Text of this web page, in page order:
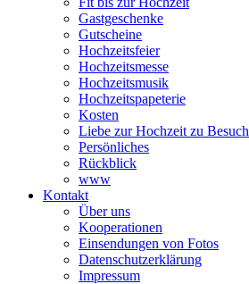
Gastgeschenke
Gutscheine
Hochzeitsfeier
Hochzeitsmesse
Hochzeitsmusik
Hochzeitspapeterie
Kosten
Liebe zur Hochzeit zu Besuch
Persönliches
Rückblick
www
Kontakt
Über uns
Kooperationen
Einsendungen von Fotos
Datenschutzerklärung
Impressum